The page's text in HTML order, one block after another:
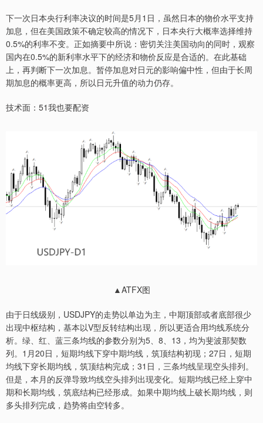
下一次日本央行利率决议的时间是5月1日，虽然日本的物价水平支持
加息，但在美国政策不确定较高的情况下，日本央行大概率选择维持
0.5%的利率不变。正如摘要中所说：密切关注美国动向的同时，观察
国内在0.5%的新利率水平下的经济和物价反应是合适的。在此基础
上，再判断下一次加息。暂停加息对日元的影响偏中性，但由于长周
期加息的概率更高，所以日元升值的动力仍存。
技术面：51我也要配资
▲ATFX图
由于日线级别，USDJPY的走势以单边为主，中期顶部或者底部很少
出现中枢结构，基本以V型反转结构出现，所以更适合用均线系统分
析。绿、红、蓝三条均线的参数分别为5、8、13，均为斐波那契数
列。1月20日，短期均线下穿中期均线，筑顶结构初现；27日，短期
均线下穿长期均线，筑顶结构完成；31日，三条均线呈现空头排列。
但是，本月的反弹导致均线空头排列出现变化。短期均线已经上穿中
期和长期均线，筑底结构已经形成。如果中期均线上破长期均线，则
多头排列完成，趋势将由空转多。